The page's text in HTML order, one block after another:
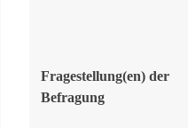
Fragestellung(en) der
Befragung